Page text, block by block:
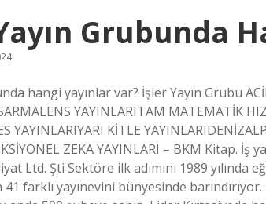
Grubunda
hangi yayınlar var? İşler Yayın Grubu
YAYINLARITAM MATEMATİK
YAYINLARIYARI KİTLE
ZEKA YAYINLARI – BKM Kitap. İş
Ltd. Şti Sektöre ilk adımını 1989
farklı yayınevini bünyesinde